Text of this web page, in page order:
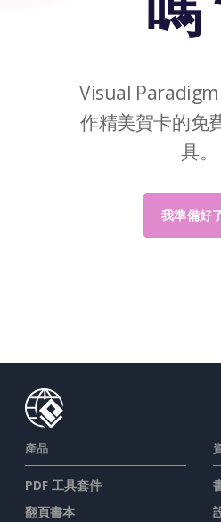
Visual
作精美賀卡的免
具。
我準備好
產品
PDF 工具套件
翻頁書本